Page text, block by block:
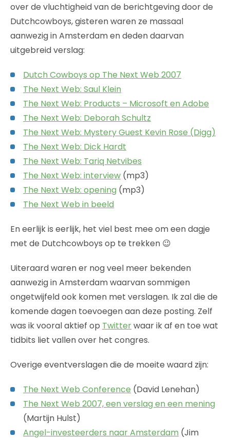
over de vluchtigheid van de berichtgeving door de
Dutchcowboys, gisteren waren ze massaal
aanwezig in Amsterdam en deden daarvan
uitgebreid verslag:
Dutch Cowboys op The Next Web 2007
The Next Web: Saul Klein
The Next Web: Products – Microsoft en Adobe
The Next Web: Deborah Schultz
The Next Web: Mystery Guest Kevin Rose (Digg)
The Next Web: Dick Hardt
The Next Web: Tariq Netvibes
The Next Web: interview (mp3)
The Next Web: opening (mp3)
The Next Web in beeld
En eerlijk is eerlijk, het viel best mee om een dagje
met de Dutchcowboys op te trekken 😉
Uiteraard waren er nog veel meer bekenden
aanwezig in Amsterdam waarvan sommigen
ongetwijfeld ook komen met verslagen. Ik zal die de
komende dagen toevoegen aan deze posting. Zelf
was ik vooral aktief op Twitterwaar ik af en toe wat
tidbits liet vallen over het congres.
Overige eventverslagen die de moeite waard zijn:
The Next Web Conference (David Lenehan)
The Next Web 2007, een verslag en een mening
(Martijn Hulst)
Angel-investeerders naar Amsterdam (Jim